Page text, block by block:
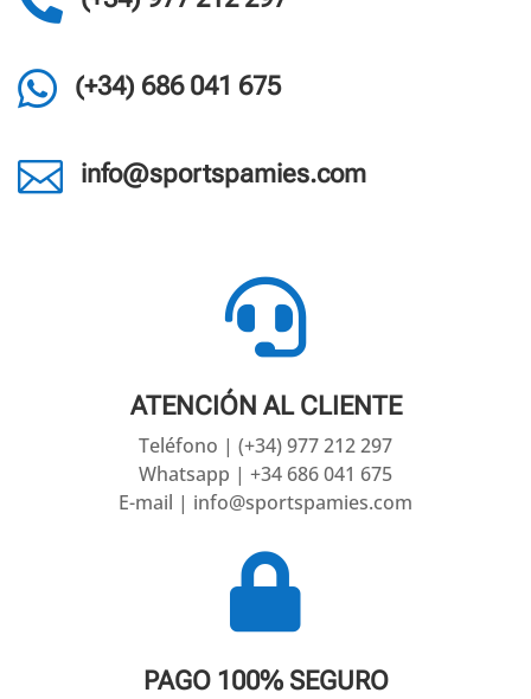
 (+34) 686 041 675
 info@sportspamies.com

ATENCIÓN AL CLIENTE
Teléfono | (+34) 977 212 297
Whatsapp | +34 686 041 675
E-mail | info@sportspamies.com

PAGO 100% SEGURO